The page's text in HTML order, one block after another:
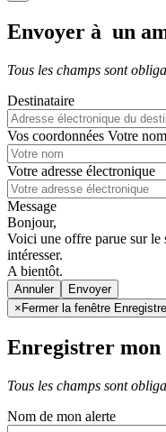
Envoyer à un
Tous les champs sont
Destinataire
Vos coordonnées Votre nom
Votre adresse électronique
Message
Bonjour,
Voici une offre parue sur le
intéresser.
A bientôt.
Annuler
× Fermer la fenêtre
Enregistrer mon
Tous les champs sont
Nom de mon alerte